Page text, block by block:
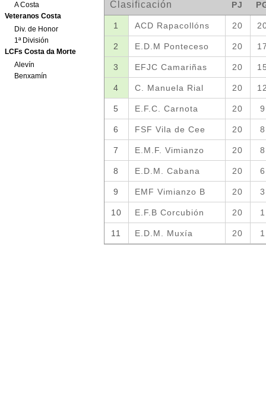
A Costa
Veteranos Costa
Div. de Honor
1ª División
LCFs Costa da Morte
Alevín
Benxamín